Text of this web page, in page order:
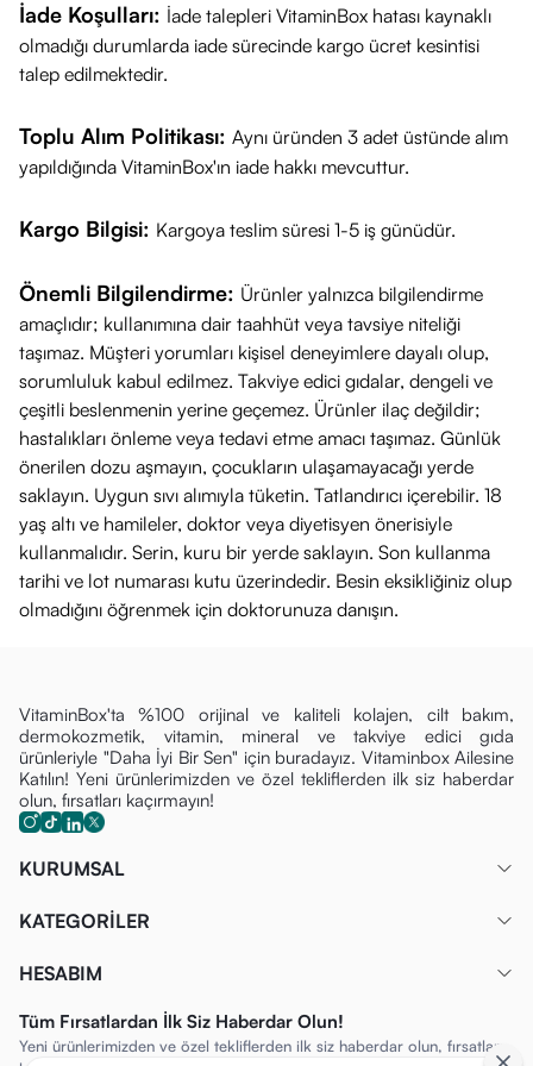
Sürdürülebilir
%98 doğal türevli
içeriklerle formüle
edilmiştir,
veVegankullanıma
uygundur.
Temiz ve Etik Seçim:
bir bakım rutini sunar.
Ne İşe Yarar?
Kırışıklık Görünümünü Azaltmaya Yardımcı Olur:
Resveratrol ve Vegan Kolajen içeriği sayesinde cildin kırışıklık
görünümünün hafiflemesine destekleyici rol oynayabilir.
Cilt Sıkılığını Desteklemeye Katkıda Bulunur:Cildin
kaybettiği sıkılığı geri kazanmasına yardımcı olarak yüz
ovalini belirginleştirmeye destek olabilir.
Göz Çevresine Canlılık Sağlamaya Yardımcı Olur:Göz
Bakım Kremi ile göz çevresine daha genç ve canlı bir
görünüm kazandırmaya destek olur.
Cildi Nemlendirmeye ve Beslemeye Destek Olur:Setin
kremleri, cildi tek adımda beslemeye ve uzun süreli nem
sağlamaya katkıda bulunur.
başına yüz ve boyun bölgesine uygulanır.
Gece Kremi (15 ml):Akşam serumdan sonra veya tek
başına yüz ve boyun bölgesine uygulanır.
Göz Kremi (5 ml):Sabah ve akşam göz ve dudak çevresine
Ek Bilgi:Serum sete dahilse (bazı setlerde 30 ml'lik serum
bulunur), sabah ve akşam kremden önce tüm yüze
İçeriği (Ana Bileşenler)
Caudalie Resveratrol-Lift serisinin temel aktif bileşenleri
şunlardır:
İade Koşulları: İade talepleri VitaminBox hatası kaynaklı
olmadığı durumlarda iade sürecinde kargo ücret kesintisi
talep edilmektedir.
Toplu Alım Politikası: Aynı üründen 3 adet üstünde alım
yapıldığında VitaminBox'ın iade hakkı mevcuttur.
Kargo Bilgisi: Kargoya teslim süresi 1-5 iş günüdür.
Önemli Bilgilendirme: Ürünler yalnızca bilgilendirme
amaçlıdır; kullanımına dair taahhüt veya tavsiye niteliği
taşımaz. Müşteri yorumları kişisel deneyimlere dayalı olup,
sorumluluk kabul edilmez. Takviye edici gıdalar, dengeli ve
çeşitli beslenmenin yerine geçemez. Ürünler ilaç değildir;
hastalıkları önleme veya tedavi etme amacı taşımaz. Günlük
önerilen dozu aşmayın, çocukların ulaşamayacağı yerde
saklayın. Uygun sıvı alımıyla tüketin. Tatlandırıcı içerebilir. 18
yaş altı ve hamileler, doktor veya diyetisyen önerisiyle
kullanmalıdır. Serin, kuru bir yerde saklayın. Son kullanma
tarihi ve lot numarası kutu üzerindedir. Besin eksikliğiniz olup
olmadığını öğrenmek için doktorunuza danışın.
VitaminBox'ta %100 orijinal ve kaliteli kolajen, cilt bakım,
dermokozmetik, vitamin, mineral ve takviye edici gıda
ürünleriyle "Daha İyi Bir Sen" için buradayız. Vitaminbox Ailesine
Katılın! Yeni ürünlerimizden ve özel tekliflerden ilk siz haberdar
olun, fırsatları kaçırmayın!
KURUMSAL
KATEGORİLER
HESABIM
Tüm Fırsatlardan İlk Siz Haberdar Olun!
Yeni ürünlerimizden ve özel tekliflerden ilk siz haberdar olun, fırsatları